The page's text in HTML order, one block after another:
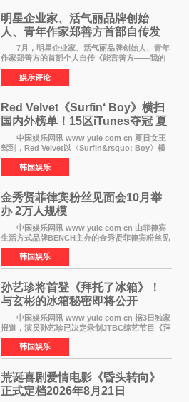
明星企业家、活气丽品牌创始
人、青年作家郑善方首部自传发
布， 书写跨界创业者的成长答卷
7月，明星企业家、活气丽品牌创始人、青年
作家郑善方的首部个人自传《能言善方——我的
跨界人生》正式发行。这本书以他的人生轨迹为
脉络，首次完整公开了从逐梦少年到横跨美业、
公益等多领域的
娱乐评论
Red Velvet《Surfin‘ Boy》横扫
国内外榜单！15区iTunes夺冠 夏
日女王强势回归
中国娱乐网讯 www yule com cn 夏日女王
驾到，Red Velvet以〈Surfin&rsquo; Boy〉横
扫国内外榜单，获得音乐粉丝的热烈反响。
Red Velvet于3日发行了夏日迷你专辑《Velvet
Summer》，
韩国娱乐
金秀贤菲律宾粉丝见面会10月举
办 2万人规模
中国娱乐网讯 www yule com cn 由菲律宾
生活方式品牌BENCH主办的金秀贤菲律宾粉丝见
面会，将于10月2日在马尼拉SM Mall of
Asia（MOA）竞技场举行，预计规模达2万人。
这也是金秀贤自去年陷
韩国娱乐
孙艺珍将首登《拜托了冰箱》！
与玄彬的冰箱秘密即将公开
中国娱乐网讯 www yule com cn 据3日独家
报道，演员孙艺珍已决定录制JTBC综艺节目《拜
托了冰箱》，目前正在协调具体细节。这是孙艺
珍首次公开个人冰箱，也是她婚后首次以玄彬的
妻子身份参与
韩国娱乐
荒诞喜剧爱情电影《昏头转向》
正式定档2026年8月21日